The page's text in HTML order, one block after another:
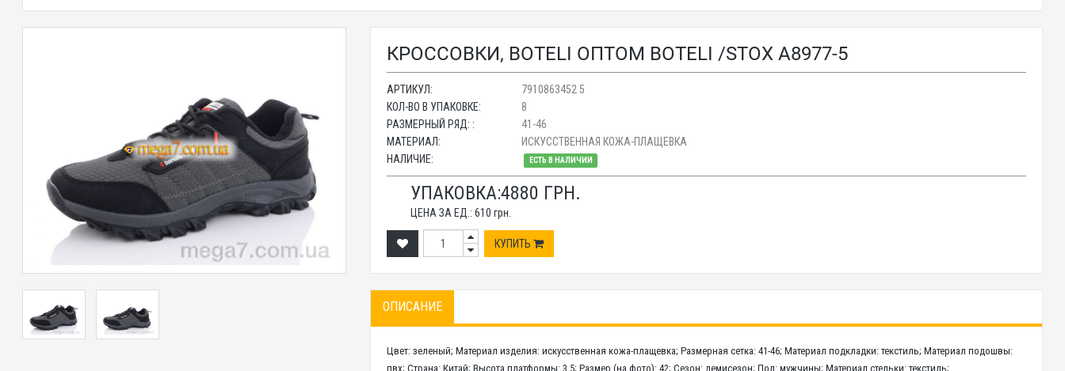
КРОССОВКИ, BOTELI ОПТОМ BOTELI /STOX A8977-5
АРТИКУЛ:
7910863452 5
КОЛ-ВО В УПАКОВКЕ:
8
РАЗМЕРНЫЙ РЯД: :
41-46
МАТЕРИАЛ:
ИСКУССТВЕННАЯ КОЖА-ПЛАЩЕВКА
НАЛИЧИЕ:
ЕСТЬ В НАЛИЧИИ
УПАКОВКА:4880 ГРН.
ЦЕНА ЗА ЕД.:610 грн.
КУПИТЬ
ОПИСАНИЕ
Цвет: зеленый; Материал изделия: искусственная кожа-плащевка; Размерная сетка: 41-46; Материал подкладки: текстиль; Материал подошвы:
пвх; Страна: Китай; Высота платформы: 3.5; Размер (на фото): 42; Сезон: демисезон; Пол: мужчины; Материал стельки: текстиль;